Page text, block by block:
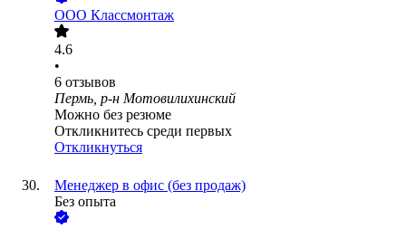
ООО Классмонтаж
4.6
•
6 отзывов
Пермь, р-н Мотовилихинский
Можно без резюме
Откликнитесь среди первых
Откликнуться
Менеджер в офис (без продаж)
Без опыта